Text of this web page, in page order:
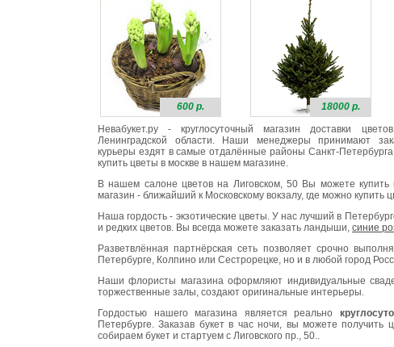
600 р. 18000 р.
Невабукет.ру - круглосуточный магазин доставки
Ленинградской области. Наши менеджеры принимают
курьеры ездят в самые отдалённые районы Санкт-
купить цветы в москве в нашем магазине.
В нашем салоне цветов на Лиговском, 50 Вы можете купить
магазин - ближайший к Московскому вокзалу, где можно купить
Наша гордость - экзотические цветы. У нас лучший в
и редких цветов. Вы всегда можете заказать ландыши, синие
Разветвлённая партнёрская сеть позволяет срочно
Петербурге, Колпино или Сестрорецке, но и в любой город
Наши флористы магазина оформляют индивидуальные
торжественные залы, создают оригинальные интерьеры.
Гордостью нашего магазина является реально
Петербурге. Заказав букет в час ночи, вы можете
собираем букет и стартуем с Лиговского пр., 50..